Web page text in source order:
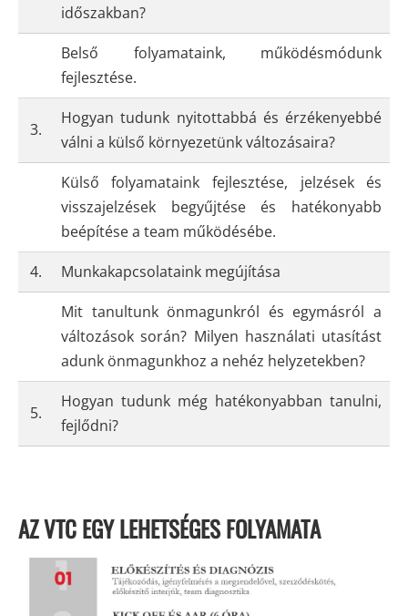
időszakban?
Belső folyamataink, működésmódunk
fejlesztése.
3.
Hogyan tudunk nyitottabbá és érzékenyebbé
válni a külső környezetünk változásaira?
Külső folyamataink fejlesztése, jelzések és
visszajelzések begyűjtése és hatékonyabb
beépítése a team működésébe.
4.
Munkakapcsolataink megújítása
Mit tanultunk önmagunkról és egymásról a
változások során? Milyen használati utasítást
adunk önmagunkhoz a nehéz helyzetekben?
5.
Hogyan tudunk még hatékonyabban tanulni,
fejlődni?
AZ VTC EGY LEHETSÉGES FOLYAMATA